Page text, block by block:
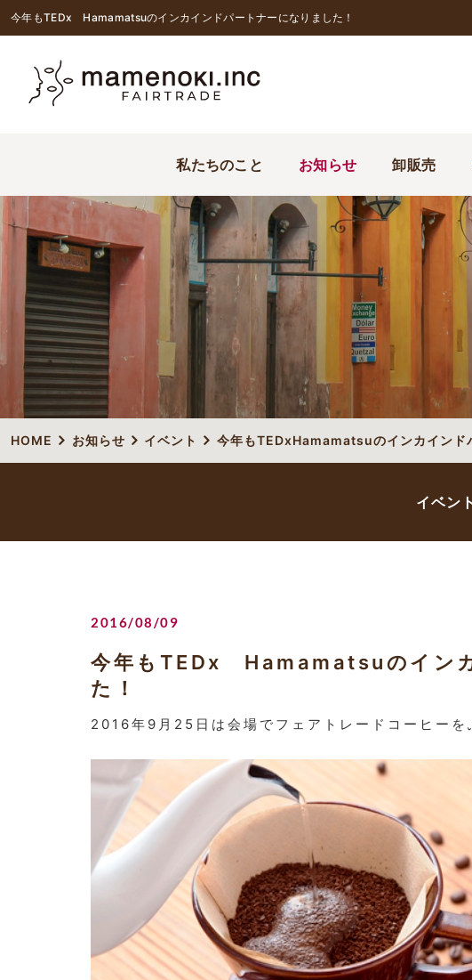
今年もTEDx Hamamatsuのインカインドパートナーになりました！
私たちのこと お知らせ 卸販売
HOME お知らせ イベント 今年もTEDxHamamatsuのインカインド
イベント
2016/08/09
今年もTEDx Hamamatsuのイン
た！
2016年9月25日は会場でフェアトレードコーヒーを